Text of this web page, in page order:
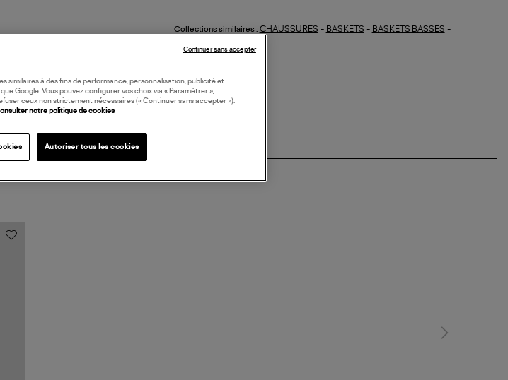
Collections similaires : CHAUSSURES - BASKETS - BASKETS BASSES -
similaires à des fins de performance, personnalisation, publicité et
Google. Vous pouvez configurer vos choix via « Paramétrer »,
ceux non strictement nécessaires (« Continuer sans accepter »).
notre politique de cookies
Autoriser tous les cookies
Continuer sans accepter